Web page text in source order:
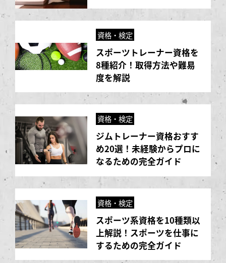
資格・検定
スポーツトレーナー資格を
8種紹介！取得方法や難易
度を解説
資格・検定
ジムトレーナー資格おすす
め20選！未経験からプロに
なるための完全ガイド
資格・検定
スポーツ系資格を10種類以
上解説！スポーツを仕事に
するための完全ガイド